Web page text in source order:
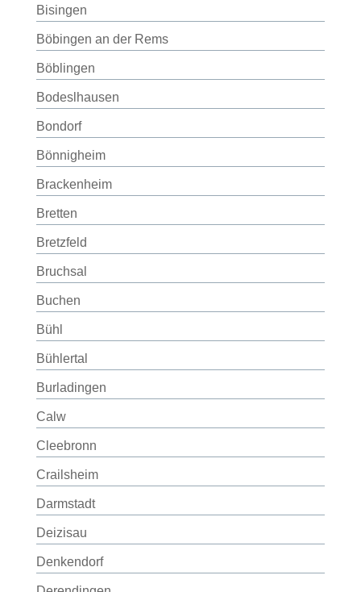
Bisingen
Böbingen an der Rems
Böblingen
Bodeslhausen
Bondorf
Bönnigheim
Brackenheim
Bretten
Bretzfeld
Bruchsal
Buchen
Bühl
Bühlertal
Burladingen
Calw
Cleebronn
Crailsheim
Darmstadt
Deizisau
Denkendorf